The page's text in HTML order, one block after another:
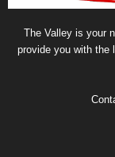
The Valley is your
provide you with the